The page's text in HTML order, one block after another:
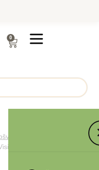
0
ropliams
260 spintelė